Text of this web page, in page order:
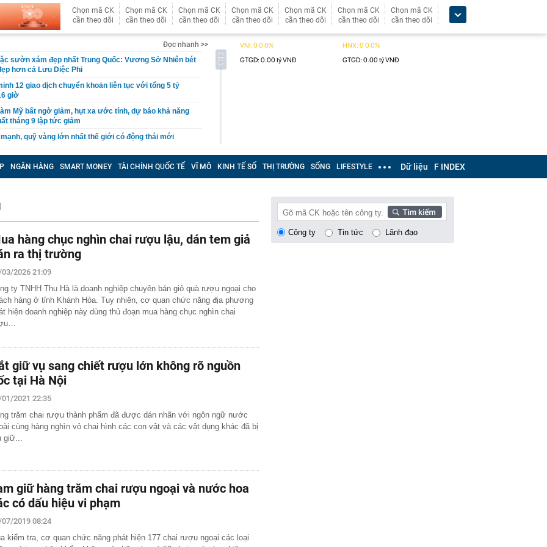
Chọn mã CK
cần theo dõi
Chọn mã CK
cần theo dõi
Chọn mã CK
cần theo dõi
Chọn mã CK
cần theo dõi
Chọn mã CK
cần theo dõi
Chọn mã CK
cần theo dõi
Chọn mã CK
cần theo dõi
Đọc nhanh >>
sườn xám đẹp nhất Trung Quốc: Vương Sở Nhiên bét
hơn cả Lưu Diệc Phi
12 giao dịch chuyển khoản liên tục với tổng 5 tỷ
giờ
Mỹ bất ngờ giảm, hụt xa ước tính, dự báo khả năng
tháng 9 lập tức giảm
quỹ vàng lớn nhất thế giới có động thái mới
giấy tờ người dân cần sớm tích hợp vào VNeID để
lợi
tăng cao hơn vàng miếng
tre, nội thất bằng gỗ tái chế, du khách như bước vào
báo: Tạm hoãn xuất cảnh đối với tất cả những ai
sách sau đây
ưu công năng cho ngân sách hạn chế
suất thiết kế, Hà Nội giải bài toán chống ngập ra
hơn 77 triệu đồng, 2 tháng sau được ngân hàng
báo: “Tiền đang nằm trong tài khoản của công ty bảo
(V68) báo lãi tăng 200% trước thềm đưa cổ phiếu lên
SH, xe tay ga Ý Lambretta J200 lộ diện sở hữu
kênh
giật cấp 8 trên Vịnh Bắc Bộ, nhiều vùng biển sóng
cứu' đồng minh của Mỹ
báo tin vui
cá cần bỏ ngay
nhà, người dân bất ngờ thấy cảnh tượng "nổi da gà",
xem
xới cơm lại có những chấm tròn? Hơn 90% người
hết công dụng
đôi cùng tốt nghiệp Xuất sắc Đại học Ngoại ngữ
NGÂN HÀNG SMART MONEY TÀI CHÍNH QUỐC TẾ VĨ MÔ KINH TẾ SỐ THỊ TRƯỜNG SỐNG LIFESTYLE Dữ liệu F INDEX
hàng chục nghìn chai rượu lậu, dán tem giả
ra thị trường
03/2026 21:09
ty TNHH Thu Hà là doanh nghiệp chuyên bán giỏ quà rượu ngoại cho
hàng ở tỉnh Khánh Hòa. Tuy nhiên, cơ quan chức năng địa phương
hiện doanh nghiệp này dùng thủ đoạn mua hàng chục nghìn chai
giữ vụ sang chiết rượu lớn không rõ nguồn
tại Hà Nội
2021 22:35
trăm chai rượu thành phẩm đã được dán nhãn với ngôn ngữ nước
cùng hàng nghìn vỏ chai hình các con vật và các vật dụng khác đã bị
giữ...
giữ hàng trăm chai rượu ngoại và nước hoa
có dấu hiệu vi phạm
2019 08:24
kiểm tra, cơ quan chức năng phát hiện 177 chai rượu ngoại các loại
Công ty Tin tức Lãnh đạo